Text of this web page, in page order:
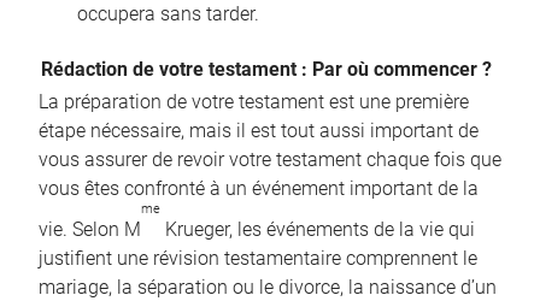
occupera sans tarder.
Rédaction de votre testament : Par où commencer ?
La préparation de votre testament est une première
étape nécessaire, mais il est tout aussi important de
vous assurer de revoir votre testament chaque fois que
vous êtes confronté à un événement important de la
vie. Selon M
me
Krueger, les événements de la vie qui
justifient une révision testamentaire comprennent le
mariage, la séparation ou le divorce, la naissance d’un